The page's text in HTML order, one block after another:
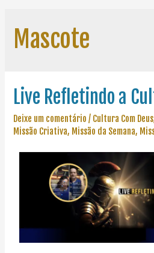
Mascote
Live Refletindo a
Deixe um comentário / Cultura Com Deus
Missão Criativa, Missão da Semana,